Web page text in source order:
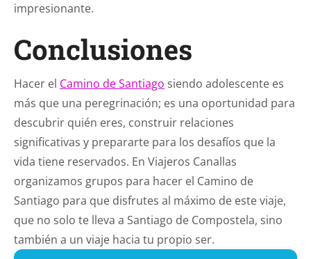
impresionante.
Conclusiones
Hacer el Camino de Santiago siendo adolescente es
más que una peregrinación; es una oportunidad para
descubrir quién eres, construir relaciones
significativas y prepararte para los desafíos que la
vida tiene reservados. En Viajeros Canallas
organizamos grupos para hacer el Camino de
Santiago para que disfrutes al máximo de este viaje,
que no solo te lleva a Santiago de Compostela, sino
también a un viaje hacia tu propio ser.